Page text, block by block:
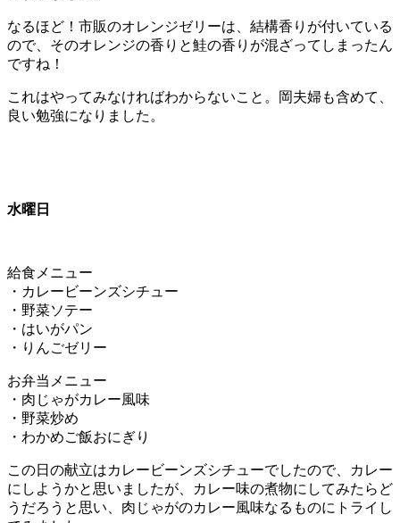
なるほど！市販のオレンジゼリーは、結構香りが付いている
ので、そのオレンジの香りと鮭の香りが混ざってしまったん
ですね！
これはやってみなければわからないこと。岡夫婦も含めて、
良い勉強になりました。
水曜日
給食メニュー
・カレービーンズシチュー
・野菜ソテー
・はいがパン
・りんごゼリー
お弁当メニュー
・肉じゃがカレー風味
・野菜炒め
・わかめご飯おにぎり
この日の献立はカレービーンズシチューでしたので、カレー
にしようかと思いましたが、カレー味の煮物にしてみたらど
うだろうと思い、肉じゃがのカレー風味なるものにトライし